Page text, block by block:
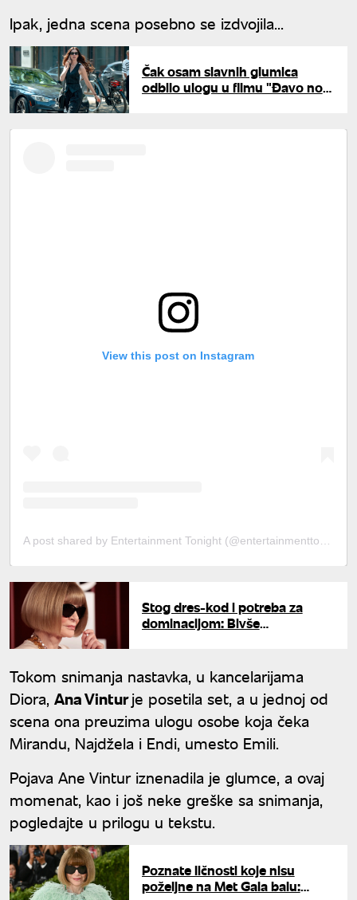
Ipak, jedna scena posebno se izdvojila...
Čak osam slavnih glumica
odbilo ulogu u filmu "Đavo nosi
View this post on Instagram
Stog dres-kod i potreba za
dominacijom: Bivše
Tokom snimanja nastavka, u kancelarijama
Diora, Ana Vinturje posetila set, a u jednoj od
scena ona preuzima ulogu osobe koja čeka
Mirandu, Najdžela i Endi, umesto Emili.
Pojava Ane Vintur iznenadila je glumce, a ovaj
momenat, kao i još neke greške sa snimanja,
pogledajte u prilogu u tekstu.
Poznate ličnosti koje nisu
poželjne na Met Gala balu: